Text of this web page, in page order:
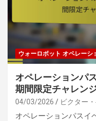
ウォーロボット オペレーシ
オペレーションパ
期間限定チャレン
04/03/2026 ビクター
オペレーションパスイ